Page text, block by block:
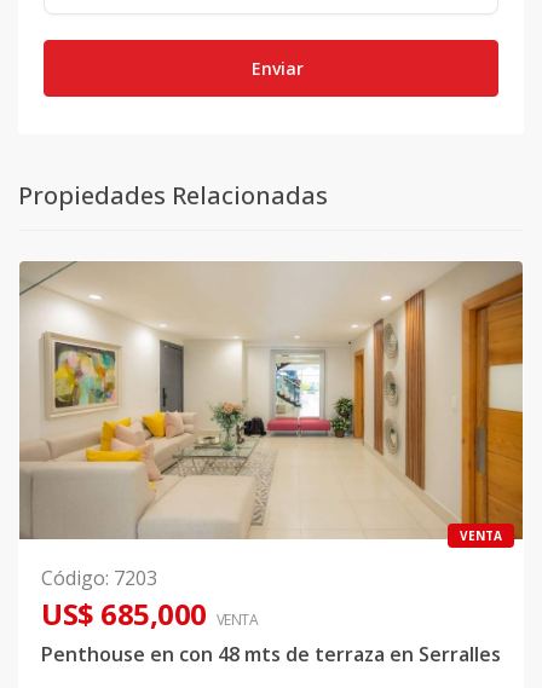
Enviar
Propiedades Relacionadas
VENTA
Código: 7203
US$ 685,000 VENTA
Penthouse en con 48 mts de terraza en Serralles